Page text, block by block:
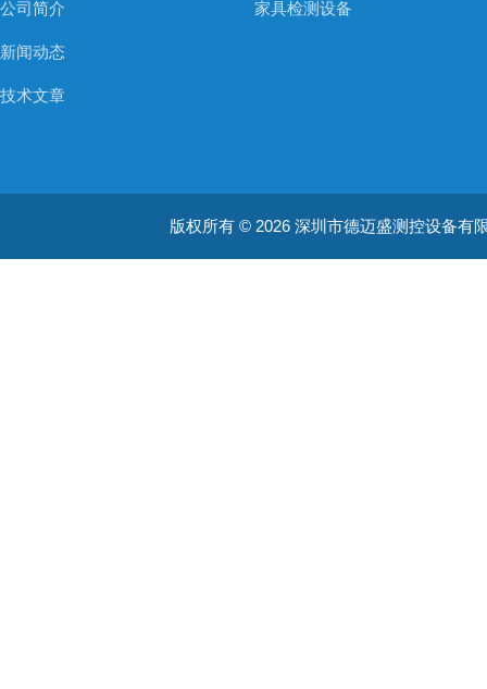
公司简介
新闻动态
技术文章
家具检测设备
版权所有 © 2026 深圳市德迈盛测控设备